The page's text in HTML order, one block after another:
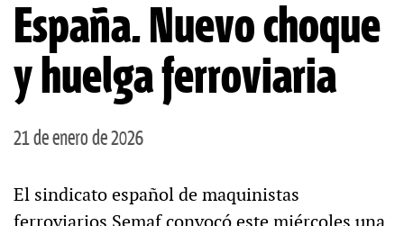
España. Nuevo choque
y huelga ferroviaria
21 de enero de 2026
El sindicato español de maquinistas
ferroviarios Semaf convocó este miércoles una